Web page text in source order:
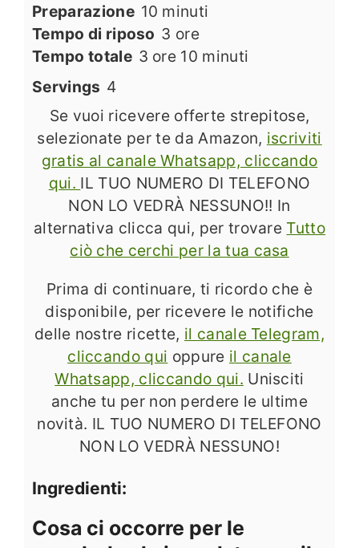
Preparazione 10 minuti
minuti
Tempo di riposo 3 ore
ore
Tempo totale 3ore
ore 10 minuti
minuti
Servings 4
Se vuoi ricevere offerte strepitose,
selezionate per te da Amazon, iscriviti
gratis al canale Whatsapp, cliccando
qui. IL TUO NUMERO DI TELEFONO
NON LO VEDRÀ NESSUNO!! In
alternativa clicca qui, per trovare Tutto
ciò che cerchi per la tua casa
Prima di continuare, ti ricordo che è
disponibile, per ricevere le notifiche
delle nostre ricette, il canale Telegram,
cliccando qui oppure il canale
Whatsapp, cliccando qui. Unisciti
anche tu per non perdere le ultime
novità. IL TUO NUMERO DI TELEFONO
NON LO VEDRÀ NESSUNO!
Ingredienti:
Cosa ci occorre per le